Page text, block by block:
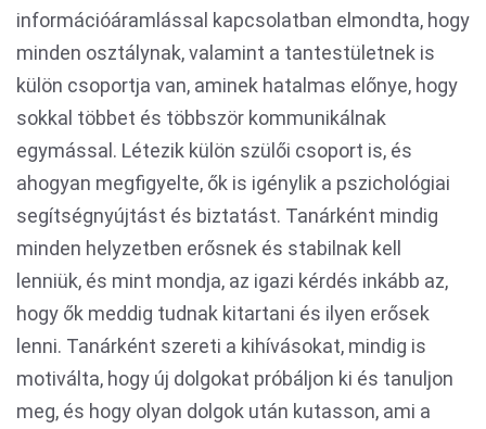
információáramlással kapcsolatban elmondta, hogy
minden osztálynak, valamint a tantestületnek is
külön csoportja van, aminek hatalmas előnye, hogy
sokkal többet és többször kommunikálnak
egymással. Létezik külön szülői csoport is, és
ahogyan megfigyelte, ők is igénylik a pszichológiai
segítségnyújtást és biztatást. Tanárként mindig
minden helyzetben erősnek és stabilnak kell
lenniük, és mint mondja, az igazi kérdés inkább az,
hogy ők meddig tudnak kitartani és ilyen erősek
lenni. Tanárként szereti a kihívásokat, mindig is
motiválta, hogy új dolgokat próbáljon ki és tanuljon
meg, és hogy olyan dolgok után kutasson, ami a